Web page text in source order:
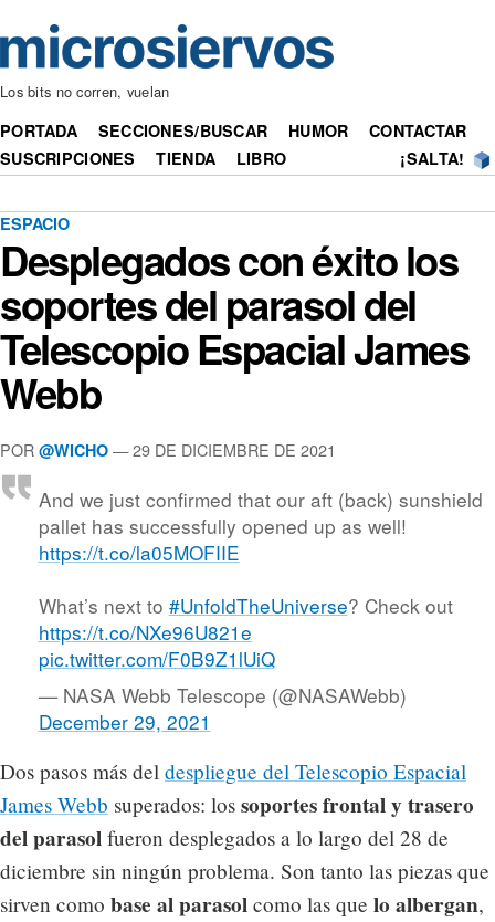
Los bits no corren, vuelan
PORTADA SECCIONES/BUSCAR HUMOR
CONTACTAR
SUSCRIPCIONES
TIENDA LIBRO ¡SALTA!
ESPACIO
Desplegados con éxito los
soportes del parasol del
Telescopio Espacial James
Webb
POR @WICHO — 29 DE DICIEMBRE DE 2021
And we just confirmed that our aft (back) sunshield
pallet has successfully opened up as well!
https://t.co/la05MOFIIE
What’s next to #UnfoldTheUniverse? Check out
https://t.co/NXe96U821e
pic.twitter.com/F0B9Z1lUiQ
— NASA Webb Telescope (@NASAWebb)
December 29, 2021
Dos pasos más del despliegue del Telescopio Espacial
James Webb superados: los soportes frontal y trasero
del parasol fueron desplegados a lo largo del 28 de
diciembre sin ningún problema. Son tanto las piezas que
sirven como base al parasol como las que lo albergan,